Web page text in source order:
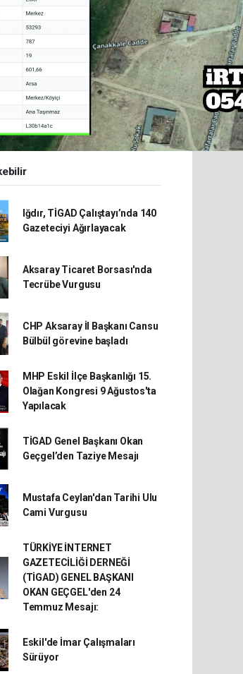
Iğdır, TİGAD Çalıştayı’nda 140
Gazeteciyi Ağırlayacak
Aksaray Ticaret Borsası'nda
Tecrübe Vurgusu
CHP Aksaray İl Başkanı Cansu
Bülbül görevine başladı
MHP Eskil İlçe Başkanlığı 15.
Olağan Kongresi 9 Ağustos'ta
Yapılacak
TİGAD Genel Başkanı Okan
Geçgel’den Taziye Mesajı
Mustafa Ceylan'dan Tarihi Ulu
Cami Vurgusu
TÜRKİYE İNTERNET
GAZETECİLİĞİ DERNEĞİ
(TİGAD) GENEL BAŞKANI
OKAN GEÇGEL'den 24
Temmuz Mesajı:
Eskil'de İmar Çalışmaları
Sürüyor